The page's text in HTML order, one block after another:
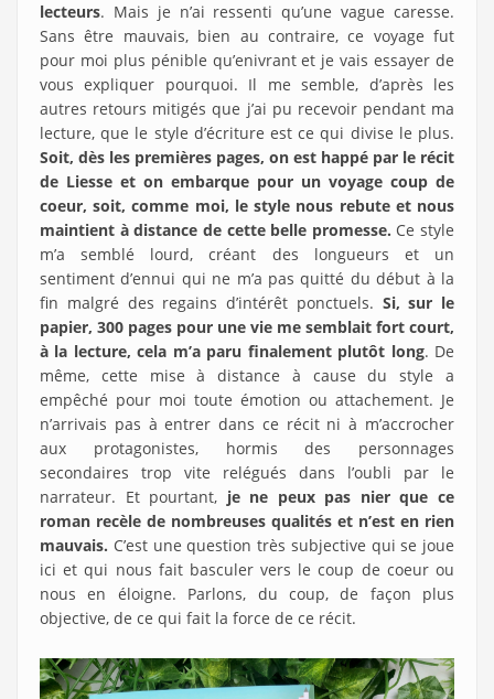
lecteurs. Mais je n’ai ressenti qu’une vague caresse.
Sans être mauvais, bien au contraire, ce voyage fut
pour moi plus pénible qu’enivrant et je vais essayer de
vous expliquer pourquoi. Il me semble, d’après les
autres retours mitigés que j’ai pu recevoir pendant ma
lecture, que le style d’écriture est ce qui divise le plus.
Soit, dès les premières pages, on est happé par le récit
de Liesse et on embarque pour un voyage coup de
coeur, soit, comme moi, le style nous rebute et nous
maintient à distance de cette belle promesse. Ce style
m’a semblé lourd, créant des longueurs et un
sentiment d’ennui qui ne m’a pas quitté du début à la
fin malgré des regains d’intérêt ponctuels. Si, sur le
papier, 300 pages pour une vie me semblait fort court,
à la lecture, cela m’a paru finalement plutôt long. De
même, cette mise à distance à cause du style a
empêché pour moi toute émotion ou attachement. Je
n’arrivais pas à entrer dans ce récit ni à m’accrocher
aux protagonistes, hormis des personnages
secondaires trop vite relégués dans l’oubli par le
narrateur. Et pourtant, je ne peux pas nier que ce
roman recèle de nombreuses qualités et n’est en rien
mauvais. C’est une question très subjective qui se joue
ici et qui nous fait basculer vers le coup de coeur ou
nous en éloigne. Parlons, du coup, de façon plus
objective, de ce qui fait la force de ce récit.